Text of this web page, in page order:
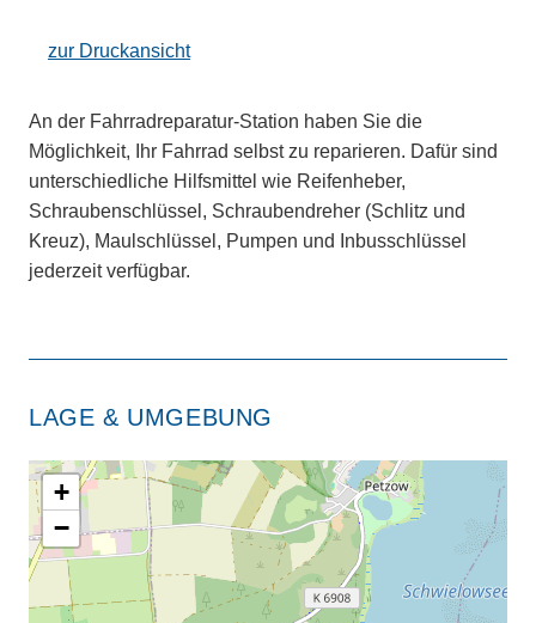
zur Druckansicht
An der Fahrradreparatur-Station haben Sie die
Möglichkeit, Ihr Fahrrad selbst zu reparieren. Dafür sind
unterschiedliche Hilfsmittel wie Reifenheber,
Schraubenschlüssel, Schraubendreher (Schlitz und
Kreuz), Maulschlüssel, Pumpen und Inbusschlüssel
jederzeit verfügbar.
LAGE & UMGEBUNG
+
−